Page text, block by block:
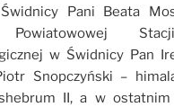
Pani Beata
Powiatowowej
w Świdnicy Pan
Snopczyński –
II, a w